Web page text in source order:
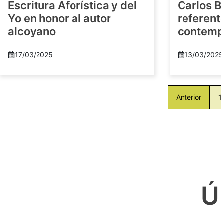
Escritura Aforística y del
Yo en honor al autor
alcoyano
17/03/2025
Carlos
13/03/
Anterior 1